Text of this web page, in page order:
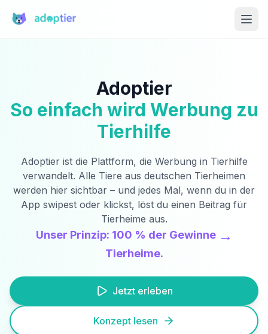
Zum Hauptinhalt springen
Adoptier
So einfach wird Werbung zu
Tierhilfe
Adoptier ist die Plattform, die Werbung in Tierhilfe
verwandelt. Alle Tiere aus deutschen Tierheimen
werden hier sichtbar – und jedes Mal, wenn du in der
App swipest oder klickst, löst du einen Beitrag für
Tierheime aus.
Unser Prinzip: 100 % der Gewinne →
Tierheime.
Jetzt erleben
Vollständiges
Konzept lesen